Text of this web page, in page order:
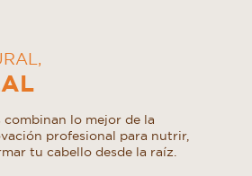
,
lo mejor de la
profesional para nutrir,
tu cabello desde la raíz.